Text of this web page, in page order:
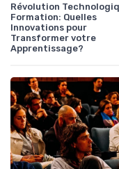
Révolution
Formation: Quelles
Innovations pour
Transformer votre
Apprentissage?